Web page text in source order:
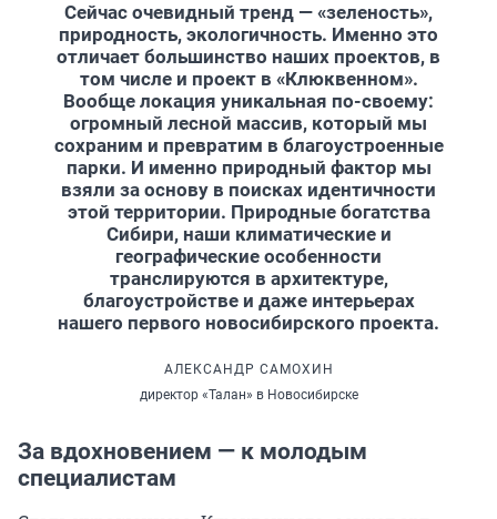
Сейчас очевидный тренд — «зеленость»,
природность, экологичность. Именно это
отличает большинство наших проектов, в
том числе и проект в «Клюквенном».
Вообще локация уникальная по-своему:
огромный лесной массив, который мы
сохраним и превратим в благоустроенные
парки. И именно природный фактор мы
взяли за основу в поисках идентичности
этой территории. Природные богатства
Сибири, наши климатические и
географические особенности
транслируются в архитектуре,
благоустройстве и даже интерьерах
нашего первого новосибирского проекта.
АЛЕКСАНДР САМОХИН
директор «Талан» в Новосибирске
За вдохновением — к молодым
специалистам